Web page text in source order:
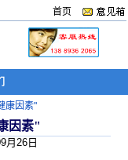
首页
康因素"
因素"
月26日